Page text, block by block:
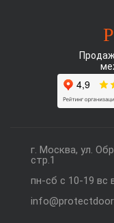
P
г. Москва, ул.
стр.1
пн-сб с 10-19 вс